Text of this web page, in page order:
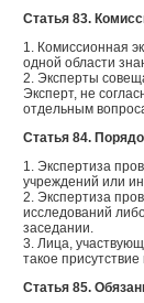
Статья 83.
1. Комиссионная
одной области
2. Эксперты
Эксперт, не
отдельным
Статья 84.
1. Экспертиза
учреждений или
2. Экспертиза
исследований
заседании.
3. Лица,
такое
Статья 85.